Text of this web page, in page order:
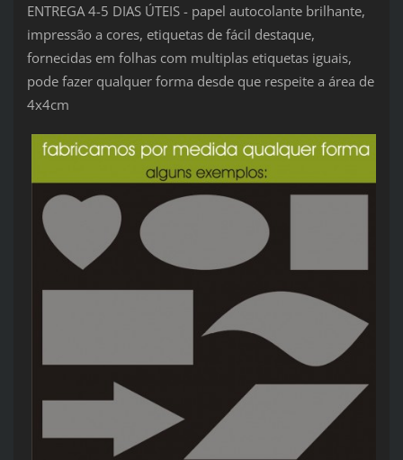
ENTREGA 4-5 DIAS ÚTEIS - papel autocolante brilhante,
impressão a cores, etiquetas de fácil destaque,
fornecidas em folhas com multiplas etiquetas iguais,
pode fazer qualquer forma desde que respeite a área de
4x4cm